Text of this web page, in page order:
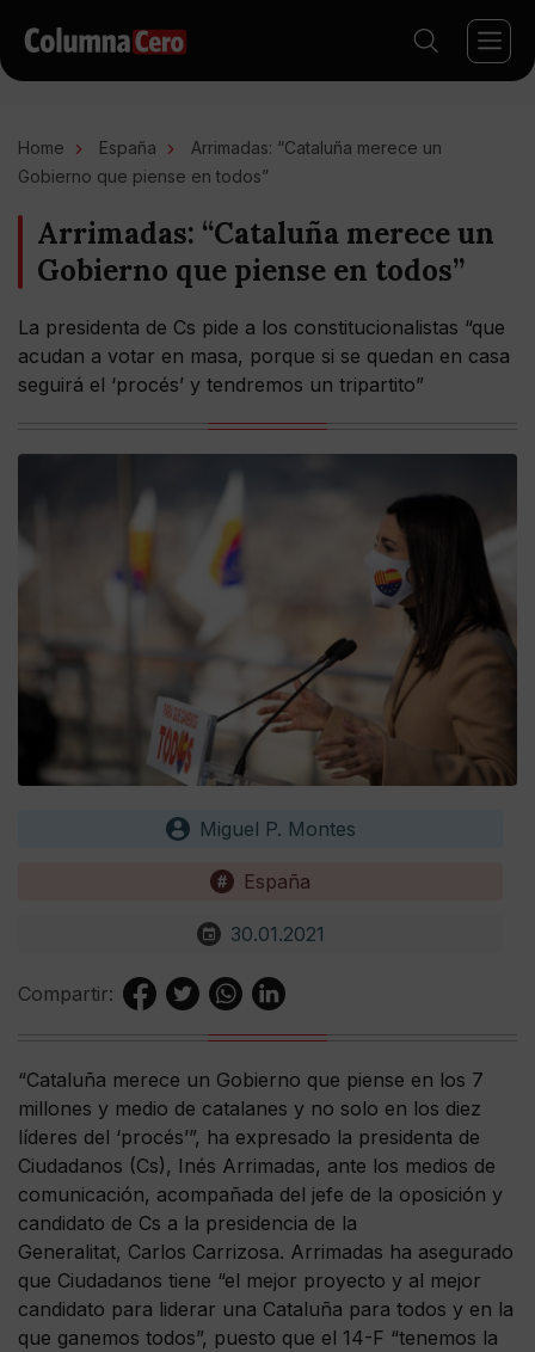
Home España
Arrimadas: “Cataluña merece un
Gobierno que piense en todos”
Arrimadas: “Cataluña merece un
Gobierno que piense en todos”
La presidenta de Cs pide a los constitucionalistas “que
acudan a votar en masa, porque si se quedan en casa
seguirá el ‘procés’ y tendremos un tripartito”
Miguel P. Montes
España
30.01.2021
Compartir:
“Cataluña merece un Gobierno que piense en los 7
millones y medio de catalanes y no solo en los diez
líderes del ‘procés’”, ha expresado la presidenta de
Ciudadanos (Cs), Inés Arrimadas, ante los medios de
comunicación, acompañada del jefe de la oposición y
candidato de Cs a la presidencia de la
Generalitat, Carlos Carrizosa. Arrimadas ha asegurado
que Ciudadanos tiene “el mejor proyecto y al mejor
candidato para liderar una Cataluña para todos y en la
que ganemos todos”, puesto que el 14-F “tenemos la